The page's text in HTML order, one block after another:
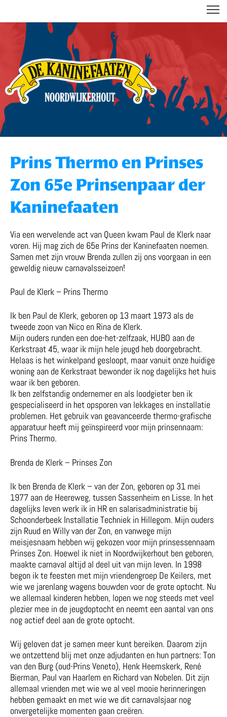
Prins Thermo en Prinses
Zon 65e Prinsenpaar der
Kaninefaaten
Via een wervelende act van Queen kwam Paul de Klerk naar
voren. Hij mag zich de 65e Prins der Kaninefaaten noemen.
Samen met zijn vrouw Brenda zullen zij ons voorgaan in een
geweldig nieuw carnavalsseizoen!
Paul de Klerk – Prins Thermo
Ik ben Paul de Klerk, geboren op 13 maart 1973 als de
tweede zoon van Nico en Rina de Klerk.
Mijn ouders runden een doe-het-zelfzaak, HUBO aan de
Kerkstraat 45, waar ik mijn hele jeugd heb doorgebracht.
Helaas is het winkelpand gesloopt, maar vanuit onze huidige
woning aan de Kerkstraat bewonder ik nog dagelijks het huis
waar ik ben geboren.
Ik ben zelfstandig ondernemer en als loodgieter ben ik
gespecialiseerd in het opsporen van lekkages en installatie
problemen. Het gebruik van geavanceerde thermo-grafische
apparatuur heeft mij geïnspireerd voor mijn prinsennaam:
Prins Thermo.
Brenda de Klerk – Prinses Zon
Ik ben Brenda de Klerk – van der Zon, geboren op 31 mei
1977 aan de Heereweg, tussen Sassenheim en Lisse. In het
dagelijks leven werk ik in HR en salarisadministratie bij
Schoonderbeek Installatie Techniek in Hillegom. Mijn ouders
zijn Ruud en Willy van der Zon, en vanwege mijn
meisjesnaam hebben wij gekozen voor mijn prinsessennaam
Prinses Zon. Hoewel ik niet in Noordwijkerhout ben geboren,
maakte carnaval altijd al deel uit van mijn leven. In 1998
begon ik te feesten met mijn vriendengroep De Keilers, met
wie we jarenlang wagens bouwden voor de grote optocht. Nu
we allemaal kinderen hebben, lopen we nog steeds met veel
plezier mee in de jeugdoptocht en neemt een aantal van ons
nog actief deel aan de grote optocht.
Wij geloven dat je samen meer kunt bereiken. Daarom zijn
we ontzettend blij met onze adjudanten en hun partners: Ton
van den Burg (oud-Prins Veneto), Henk Heemskerk, René
Bierman, Paul van Haarlem en Richard van Nobelen. Dit zijn
allemaal vrienden met wie we al veel mooie herinneringen
hebben gemaakt en met wie we dit carnavalsjaar nog
onvergetelijke momenten gaan creëren.